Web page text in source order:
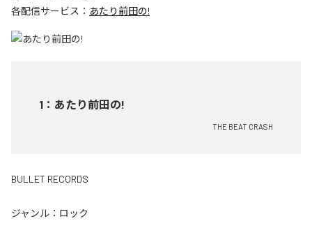
各配信サービス： あたり前田の!
1 ： あたり前田の!
THE BEAT CRASH
BULLET RECORDS
ジャンル： ロック